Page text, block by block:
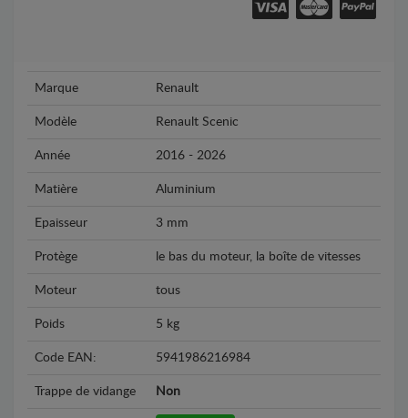
Marque Renault
Modèle Renault Scenic
Année 2016 - 2026
Matière Aluminium
Epaisseur 3 mm
Protège le bas du moteur, la boîte de vitesses
Moteur tous
Poids 5 kg
Code EAN: 5941986216984
Trappe de vidange Non